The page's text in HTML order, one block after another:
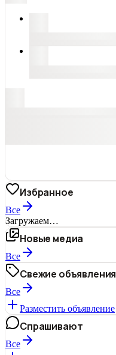
Избранное
Все
Загружаем…
Новые медиа
Все
Свежие объявления
Все
Разместить объявление
Спрашивают
Все